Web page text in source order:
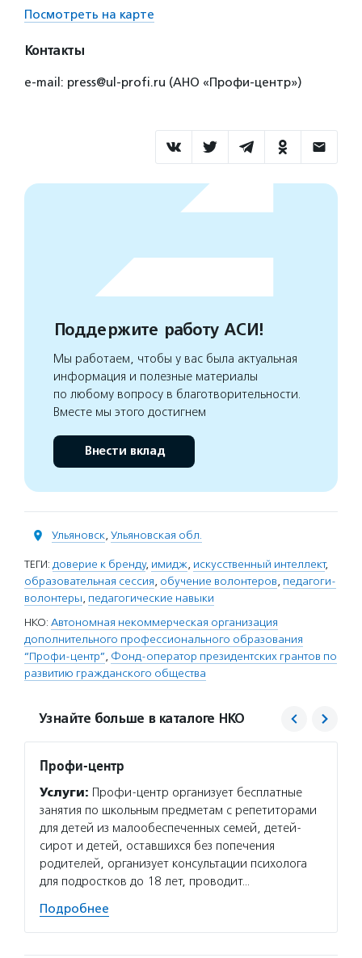
Посмотреть на карте
Контакты
e-mail: press@ul-profi.ru (АНО «Профи-центр»)
Поддержите работу АСИ!
Мы работаем, чтобы у вас была актуальная
информация и полезные материалы
по любому вопросу в благотворительности.
Вместе мы этого достигнем
Внести вклад
Ульяновск, Ульяновская обл.
ТЕГИ: доверие к бренду, имидж, искусственный интеллект,
образовательная сессия, обучение волонтеров, педагоги-
волонтеры, педагогические навыки
НКО: Автономная некоммерческая организация
дополнительного профессионального образования
“Профи-центр”, Фонд-оператор президентских грантов по
развитию гражданского общества
Узнайте больше в каталоге НКО
Профи-центр
Услуги: Профи-центр организует бесплатные
занятия по школьным предметам с репетиторами
для детей из малообеспеченных семей, детей-
сирот и детей, оставшихся без попечения
родителей, организует консультации психолога
для подростков до 18 лет, проводит…
Подробнее